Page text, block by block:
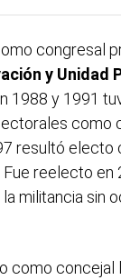
congresal
y Unidad
1988 y 1991
como
resultó electo
reelecto en
militancia sin
como concejal